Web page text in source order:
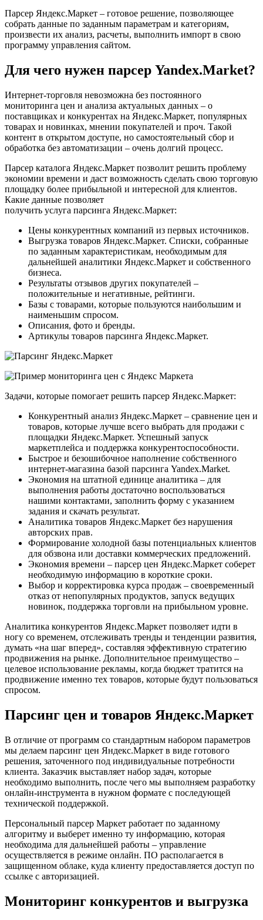
Парсер Яндекс.Маркет – готовое решение, позволяющее
собрать данные по заданным параметрам и категориям,
произвести их анализ, расчеты, выполнить импорт в свою
программу управления сайтом.
Для чего нужен парсер Yandex.Market?
Интернет-торговля невозможна без постоянного
мониторинга цен и анализа актуальных данных – о
поставщиках и конкурентах на Яндекс.Маркет, популярных
товарах и новинках, мнении покупателей и проч. Такой
контент в открытом доступе, но самостоятельный сбор и
обработка без автоматизации – очень долгий процесс.
Парсер каталога Яндекс.Маркет позволит решить проблему
экономии времени и даст возможность сделать свою торговую
площадку более прибыльной и интересной для клиентов.
Какие данные позволяет
получить услуга парсинга Яндекс.Маркет:
Цены конкурентных компаний из первых источников.
Выгрузка товаров Яндекс.Маркет. Списки, собранные
по заданным характеристикам, необходимым для
дальнейшей аналитики Яндекс.Маркет и собственного
бизнеса.
Результаты отзывов других покупателей –
положительные и негативные, рейтинги.
Базы с товарами, которые пользуются наибольшим и
наименьшим спросом.
Описания, фото и бренды.
Артикулы товаров парсинга Яндекс.Маркет.
Задачи, которые помогает решить парсер Яндекс.Маркет:
Конкурентный анализ Яндекс.Маркет – сравнение цен и
товаров, которые лучше всего выбрать для продажи с
площадки Яндекс.Маркет. Успешный запуск
маркетплейса и поддержка конкурентоспособности.
Быстрое и безошибочное наполнение собственного
интернет-магазина базой парсинга Yandex.Market.
Экономия на штатной единице аналитика – для
выполнения работы достаточно воспользоваться
нашими контактами, заполнить форму с указанием
задания и скачать результат.
Аналитика товаров Яндекс.Маркет без нарушения
авторских прав.
Формирование холодной базы потенциальных клиентов
для обзвона или доставки коммерческих предложений.
Экономия времени – парсер цен Яндекс.Маркет соберет
необходимую информацию в короткие сроки.
Выбор и корректировка курса продаж – своевременный
отказ от непопулярных продуктов, запуск ведущих
новинок, поддержка торговли на прибыльном уровне.
Аналитика конкурентов Яндекс.Маркет позволяет идти в
ногу со временем, отслеживать тренды и тенденции развития,
думать «на шаг вперед», составляя эффективную стратегию
продвижения на рынке. Дополнительное преимущество –
целевое использование рекламы, когда бюджет тратится на
продвижение именно тех товаров, которые будут пользоваться
спросом.
Парсинг цен и товаров Яндекс.Маркет
В отличие от программ со стандартным набором параметров
мы делаем парсинг цен Яндекс.Маркет в виде готового
решения, заточенного под индивидуальные потребности
клиента. Заказчик выставляет набор задач, которые
необходимо выполнить, после чего мы выполняем разработку
онлайн-инструмента в нужном формате с последующей
технической поддержкой.
Персональный парсер Маркет работает по заданному
алгоритму и выберет именно ту информацию, которая
необходима для дальнейшей работы – управление
осуществляется в режиме онлайн. ПО располагается в
защищенном облаке, куда клиенту предоставляется доступ по
ссылке с авторизацией.
Мониторинг конкурентов и выгрузка